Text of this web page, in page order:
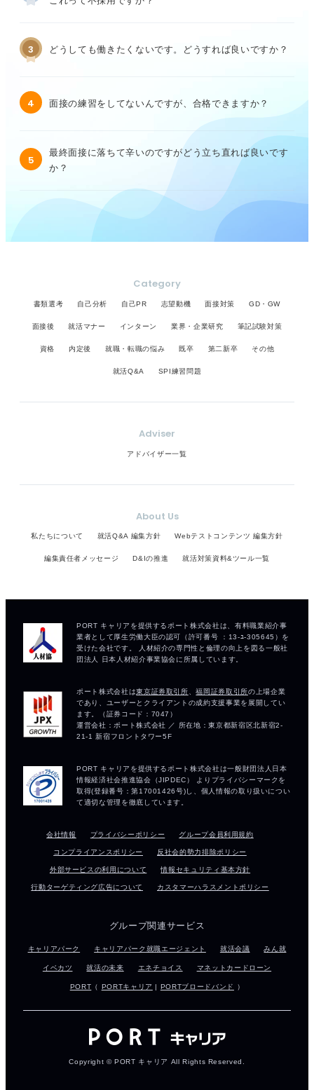
3 どうしても働きたくないです。どうすれば良いですか？
4 面接の練習をしてないんですが、合格できますか？
5
最終面接に落ちて辛いのですがどう立ち直れば良いです
か？
Category
書類選考 自己分析 自己PR 志望動機 面接対策 GD・GW
面接後 就活マナー インターン 業界・企業研究 筆記試験対策
資格 内定後 就職・転職の悩み 既卒 第二新卒 その他
就活Q&A SPI練習問題
Adviser
アドバイザー一覧
About Us
私たちについて 就活Q&A 編集方針 Webテストコンテンツ 編集方針
編集責任者メッセージ D&Iの推進 就活対策資料&ツール一覧
会社情報 プライバシーポリシー グループ会員利用規約
コンプライアンスポリシー 反社会的勢力排除ポリシー
外部サービスの利用について 情報セキュリティ基本方針
行動ターゲティング広告について カスタマーハラスメントポリシー